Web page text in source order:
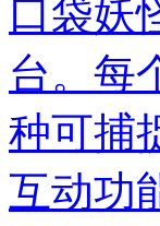
口袋妖
台。每
种可捕
互动功